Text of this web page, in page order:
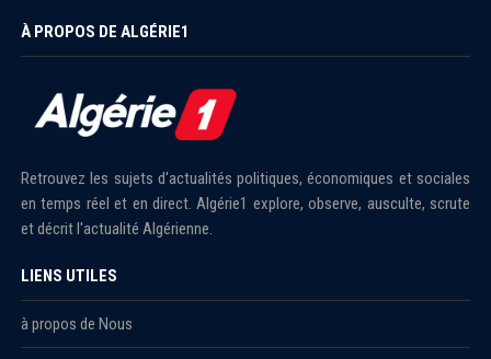
À PROPOS DE ALGÉRIE1
Retrouvez les sujets d'actualités politiques, économiques et sociales
en temps réel et en direct. Algérie1 explore, observe, ausculte, scrute
et décrit l'actualité Algérienne.
LIENS UTILES
à propos de Nous